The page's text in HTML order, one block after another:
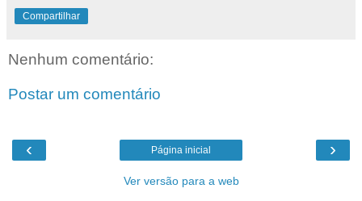
Compartilhar
Nenhum comentário:
Postar um comentário
‹ ›
Página inicial
Ver versão para a web